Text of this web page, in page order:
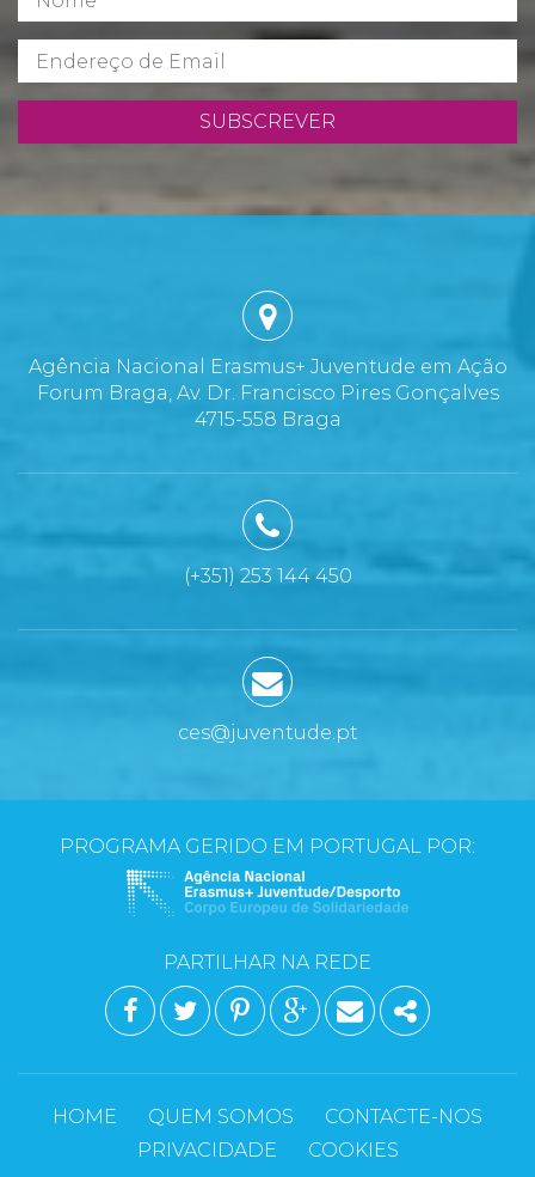
SUBSCREVER
Agência Nacional Erasmus+ Juventude em Ação
Forum Braga, Av. Dr. Francisco Pires Gonçalves
4715-558 Braga
(+351) 253 144 450
ces@juventude.pt
PROGRAMA GERIDO EM PORTUGAL POR:
PARTILHAR NA REDE
FACEBOOK
TWITTERPINTEREST
GOOGLE PLUS
EMAILSHARE
HOME QUEM SOMOS
CONTACTE-NOS
PRIVACIDADE
COOKIES